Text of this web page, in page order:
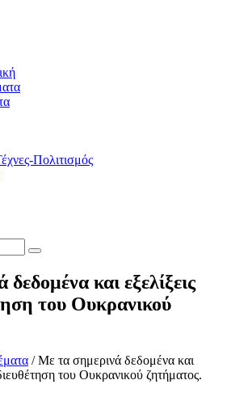
Πολιτισμός
και εξελίξεις
του Ουκρανικού
/ Με τα σημερινά δεδομένα και
του Ουκρανικού ζητήματος.